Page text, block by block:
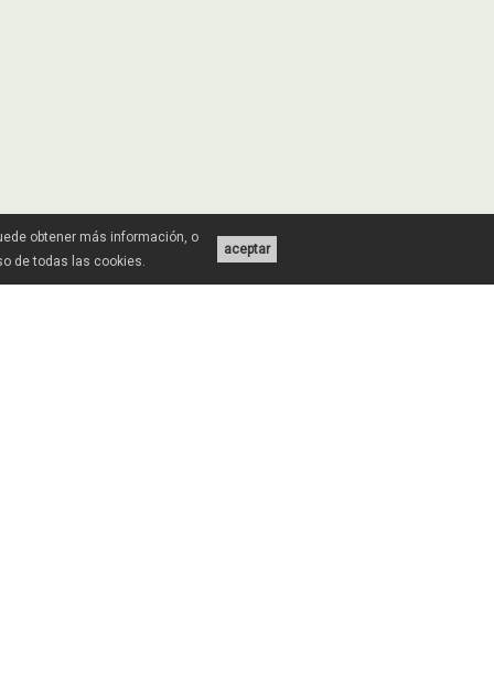
aceptar
obtener más información, o
de todas las cookies.